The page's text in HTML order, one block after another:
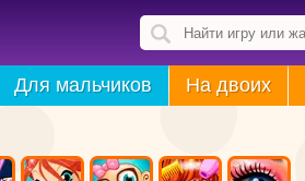
Для мальчиков На двоих